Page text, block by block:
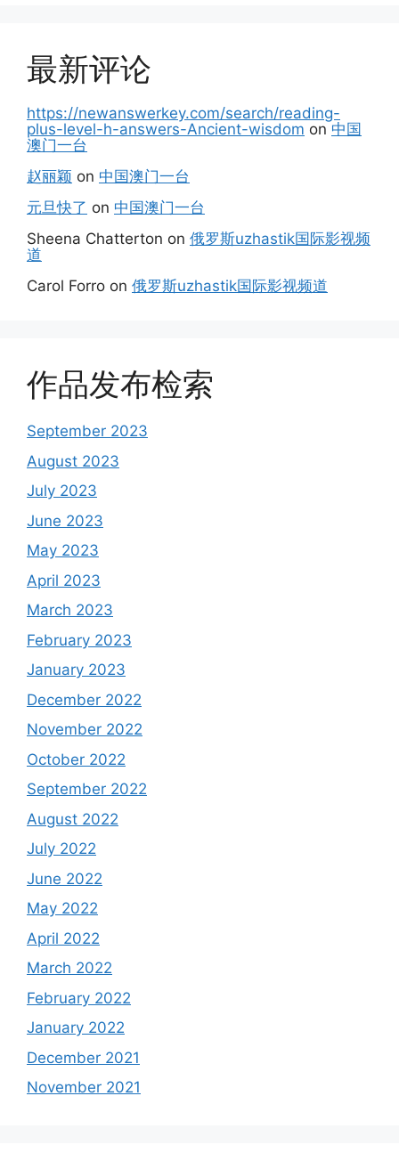
最新评论
https://newanswerkey.com/search/reading-
plus-level-h-answers-Ancient-wisdom on 中国
澳门一台
赵丽颖 on 中国澳门一台
元旦快了 on 中国澳门一台
Sheena Chatterton on 俄罗斯uzhastik国际影视频
道
Carol Forro on 俄罗斯uzhastik国际影视频道
作品发布检索
September 2023
August 2023
July 2023
June 2023
May 2023
April 2023
March 2023
February 2023
January 2023
December 2022
November 2022
October 2022
September 2022
August 2022
July 2022
June 2022
May 2022
April 2022
March 2022
February 2022
January 2022
December 2021
November 2021